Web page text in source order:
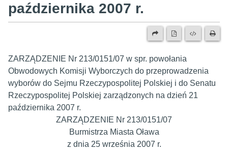
października 2007 r.
ZARZĄDZENIE Nr 213/0151/07 w spr. powołania
Obwodowych Komisji Wyborczych do przeprowadzenia
wyborów do Sejmu Rzeczypospolitej Polskiej i do Senatu
Rzeczypospolitej Polskiej zarządzonych na dzień 21
października 2007 r.
ZARZĄDZENIE Nr 213/0151/07
Burmistrza Miasta Oława
z dnia 25 września 2007 r.